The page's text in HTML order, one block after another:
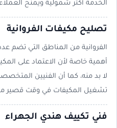
الخدمة أكثر شمولية ويمنح
تصليح مكيفات الفروانية
الفروانية من المناطق التي تضم
أهمية خاصة لأن الاعتماد على
لا بد منه، كما أن الفنيين
تشغيل المكيفات في وقت قصير
فني تكييف هندي الجهراء